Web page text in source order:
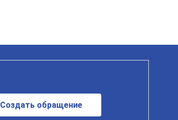
Создать обращение